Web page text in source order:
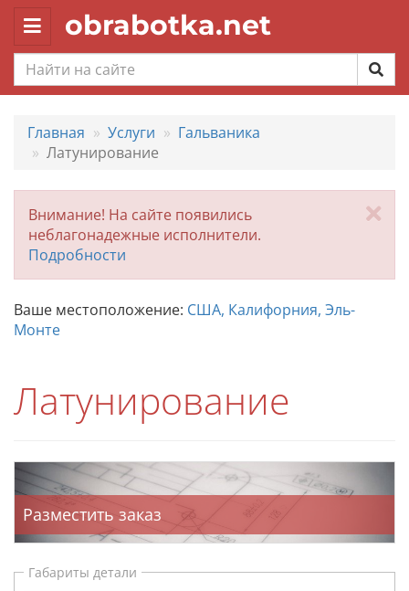
Toggle
navigation
obrabotka.net
Главная Услуги
Гальваника
Латунирование
Внимание! На сайте появились
неблагонадежные исполнители.
Подробности
Ваше местоположение: США, Калифорния, Эль-
Монте
Латунирование
Разместить заказ
Габариты детали